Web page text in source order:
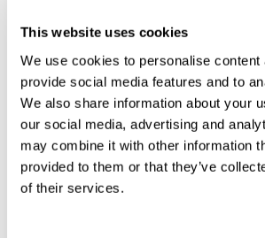
This website uses cookies
We use cookies to personalise content
provide social media features and to
We also share information about your
our social media, advertising and
may combine it with other information
provided to them or that they’ve
of their services.
Konfigurationen
Hi: Kältemaschine mit Inverter-
Hi HP: Reversible
Inverter-Verdichter
/SLN: extra-schallreduzierte
Ausführung
/DS: Ausführung mit Enthitzer
/DC: Ausführung mit